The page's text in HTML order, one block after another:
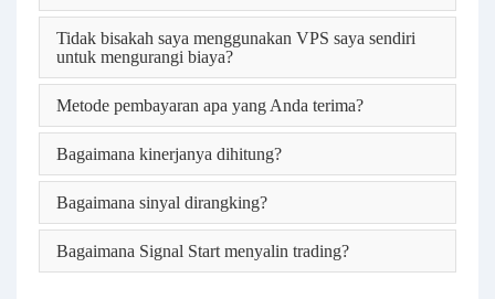
Tidak bisakah saya menggunakan VPS saya sendiri
untuk mengurangi biaya?
Metode pembayaran apa yang Anda terima?
Bagaimana kinerjanya dihitung?
Bagaimana sinyal dirangking?
Bagaimana Signal Start menyalin trading?